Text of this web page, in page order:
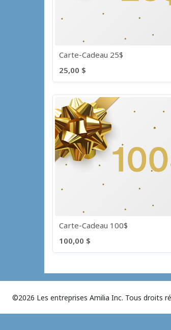
Carte-Cadeau 25$
25,00 $
Carte-Cadeau 100$
100,00 $
©2026 Les entreprises Amilia Inc. Tous droits